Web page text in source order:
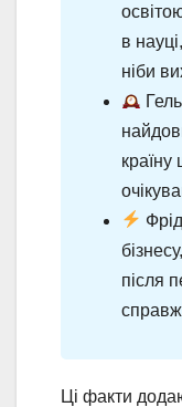
в
ніби
після
Ці факти